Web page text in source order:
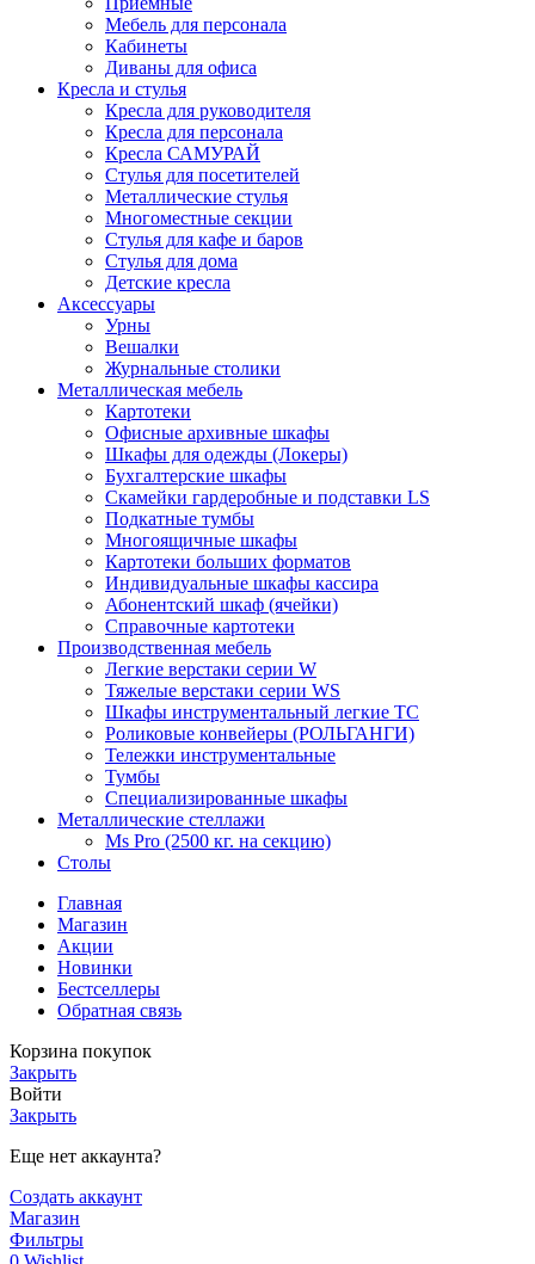
Мебель для персонала
Кабинеты
Диваны для офиса
Кресла и стулья
Кресла для руководителя
Кресла для персонала
Кресла САМУРАЙ
Стулья для посетителей
Металлические стулья
Многоместные секции
Стулья для кафе и баров
Стулья для дома
Детские кресла
Аксессуары
Урны
Вешалки
Журнальные столики
Металлическая мебель
Картотеки
Офисные архивные шкафы
Шкафы для одежды (Локеры)
Бухгалтерские шкафы
Скамейки гардеробные и подставки LS
Подкатные тумбы
Многоящичные шкафы
Картотеки больших форматов
Индивидуальные шкафы кассира
Абонентский шкаф (ячейки)
Справочные картотеки
Производственная мебель
Легкие верстаки серии W
Тяжелые верстаки серии WS
Шкафы инструментальный легкие ТС
Роликовые конвейеры (РОЛЬГАНГИ)
Тележки инструментальные
Тумбы
Специализированные шкафы
Металлические стеллажи
Ms Pro (2500 кг. на секцию)
Столы
Главная
Магазин
Акции
Новинки
Бестселлеры
Обратная связь
Корзина покупок
Закрыть
Войти
Закрыть
Еще нет аккаунта?
Создать аккаунт
Магазин
Фильтры